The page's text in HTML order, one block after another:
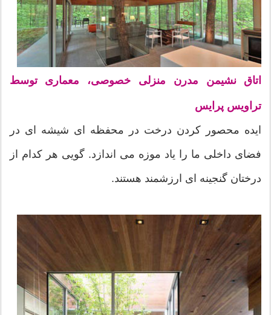
اتاق نشیمن مدرن منزلی خصوصی، معماری توسط
تراویس پرایس
ایده محصور کردن درخت در محفظه ای شیشه ای در
فضای داخلی ما را یاد موزه می اندازد. گویی هر کدام از
درختان گنجینه ای ارزشمند هستند.